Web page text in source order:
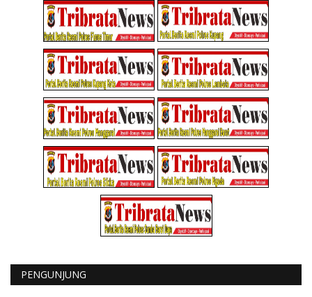
PENGUNJUNG